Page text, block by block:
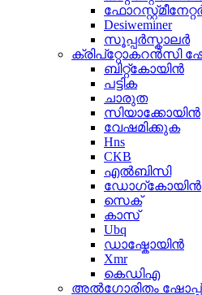
Desiweminer
സൂപ്പർസ്കാലർ
ക്രിപ്റ്റോകറൻസി
ബിറ്റ്കോയിൻ
പട്ടിക
ചാരുത
സിയാക്കോയിൻ
വേഷമിക്കുക
Hns
CKB
എൽബിസി
ഡോഗ്കോയിൻ
സെക്
കാസ്
Ubq
ഡാഷ്കോയിൻ
Xmr
കെഡിഎ
അൽഗോരിതം